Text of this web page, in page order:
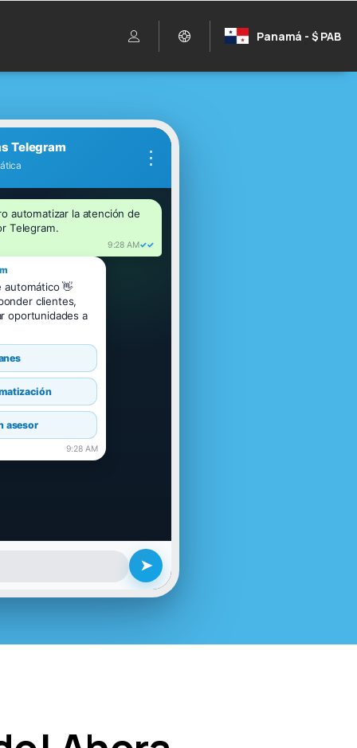
Panamá - $ PAB
Telegram ⋮
automatizar la atención de
Telegram.
9:28 AM✓✓
automático 👋
clientes,
oportunidades a
asesor
9:28 AM
➤